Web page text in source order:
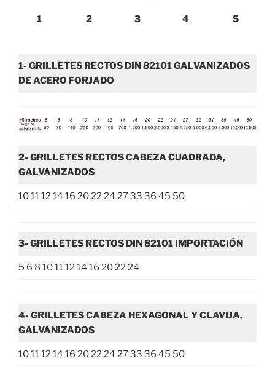
1 2 3 4 5
1- GRILLETES RECTOS DIN 82101 GALVANIZADOS
DE ACERO FORJADO
2- GRILLETES RECTOS CABEZA CUADRADA,
GALVANIZADOS
10 11 12 14 16 20 22 24 27 33 36 45 50
3- GRILLETES RECTOS DIN 82101 IMPORTACIÓN
5 6 8 10 11 12 14 16 20 22 24
4- GRILLETES CABEZA HEXAGONAL Y CLAVIJA,
GALVANIZADOS
10 11 12 14 16 20 22 24 27 33 36 45 50